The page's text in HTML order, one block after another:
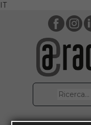
IT